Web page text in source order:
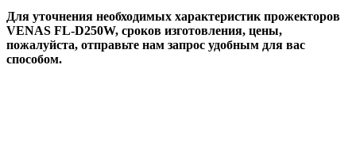
Для уточнения необходимых характеристик прожекторов
VENAS FL-D250W, сроков изготовления, цены,
пожалуйста, отправьте нам запрос удобным для вас
способом.